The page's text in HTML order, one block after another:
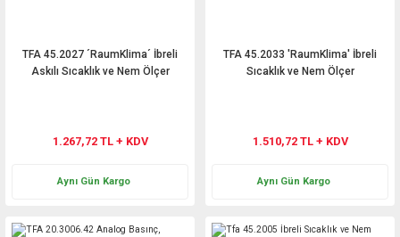
TFA 45.2027 ´RaumKlima´ İbreli
Askılı Sıcaklık ve Nem Ölçer
1.267,72 TL + KDV
Aynı Gün Kargo
TFA 45.2033 'RaumKlima' İbreli
Sıcaklık ve Nem Ölçer
1.510,72 TL + KDV
Aynı Gün Kargo